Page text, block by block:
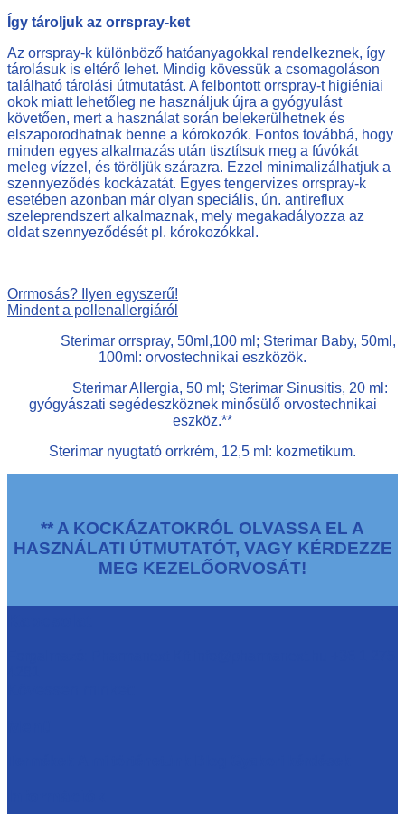
Így tároljuk az orrspray-ket
Az orrspray-k különböző hatóanyagokkal rendelkeznek, így
tárolásuk is eltérő lehet. Mindig kövessük a csomagoláson
található tárolási útmutatást. A felbontott orrspray-t higiéniai
okok miatt lehetőleg ne használjuk újra a gyógyulást
követően, mert a használat során belekerülhetnek és
elszaporodhatnak benne a kórokozók. Fontos továbbá, hogy
minden egyes alkalmazás után tisztítsuk meg a fúvókát
meleg vízzel, és töröljük szárazra. Ezzel minimalizálhatjuk a
szennyeződés kockázatát. Egyes tengervizes orrspray-k
esetében azonban már olyan speciális, ún. antireflux
szeleprendszert alkalmaznak, mely megakadályozza az
oldat szennyeződését pl. kórokozókkal.
Orrmosás? Ilyen egyszerű!
Mindent a pollenallergiáról
Sterimar orrspray, 50ml,100 ml; Sterimar Baby, 50ml,
100ml: orvostechnikai eszközök.
Sterimar Allergia, 50 ml; Sterimar Sinusitis, 20 ml:
gyógyászati segédeszköznek minősülő orvostechnikai
eszköz.**
Sterimar nyugtató orrkrém, 12,5 ml: kozmetikum.
** A KOCKÁZATOKRÓL OLVASSA EL A
HASZNÁLATI ÚTMUTATÓT, VAGY KÉRDEZZE
MEG KEZELŐORVOSÁT!